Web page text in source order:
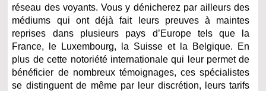
réseau des voyants. Vous y dénicherez par ailleurs des
médiums qui ont déjà fait leurs preuves à maintes
reprises dans plusieurs pays d’Europe tels que la
France, le Luxembourg, la Suisse et la Belgique. En
plus de cette notoriété internationale qui leur permet de
bénéficier de nombreux témoignages, ces spécialistes
se distinguent de même par leur discrétion, leurs tarifs